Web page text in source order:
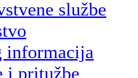
službe
informacija
i pritužbe